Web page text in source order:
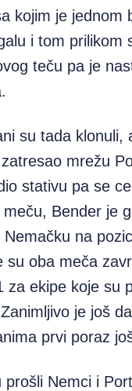
kojim je jednom
i tom prilikom
teču pa je
su tada klonuli,
mrežu
stativu pa se
Bender je
Nemačku na
su oba meča
za ekipe koje su
je još
prvi poraz
prošli Nemci i